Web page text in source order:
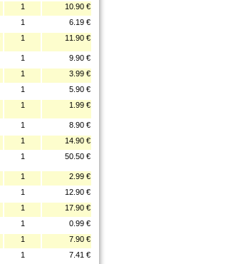
1
10.90 €
1
6.19 €
1 11.90 €
1
9.90 €
1
3.99 €
1
5.90 €
1 1.99 €
1
8.90 €
1
14.90 €
1 50.50 €
1
2.99 €
1
12.90 €
1
17.90 €
1
0.99 €
1
7.90 €
1
7.41 €